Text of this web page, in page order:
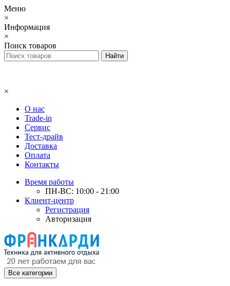
Меню
×
Информация
×
Поиск товаров
×
О нас
Trade-in
Сервис
Тест-драйв
Доставка
Оплата
Контакты
Время работы
ПН-ВС: 10:00 - 21:00
Клиент-центр
Регистрация
Авторизация
Все категории